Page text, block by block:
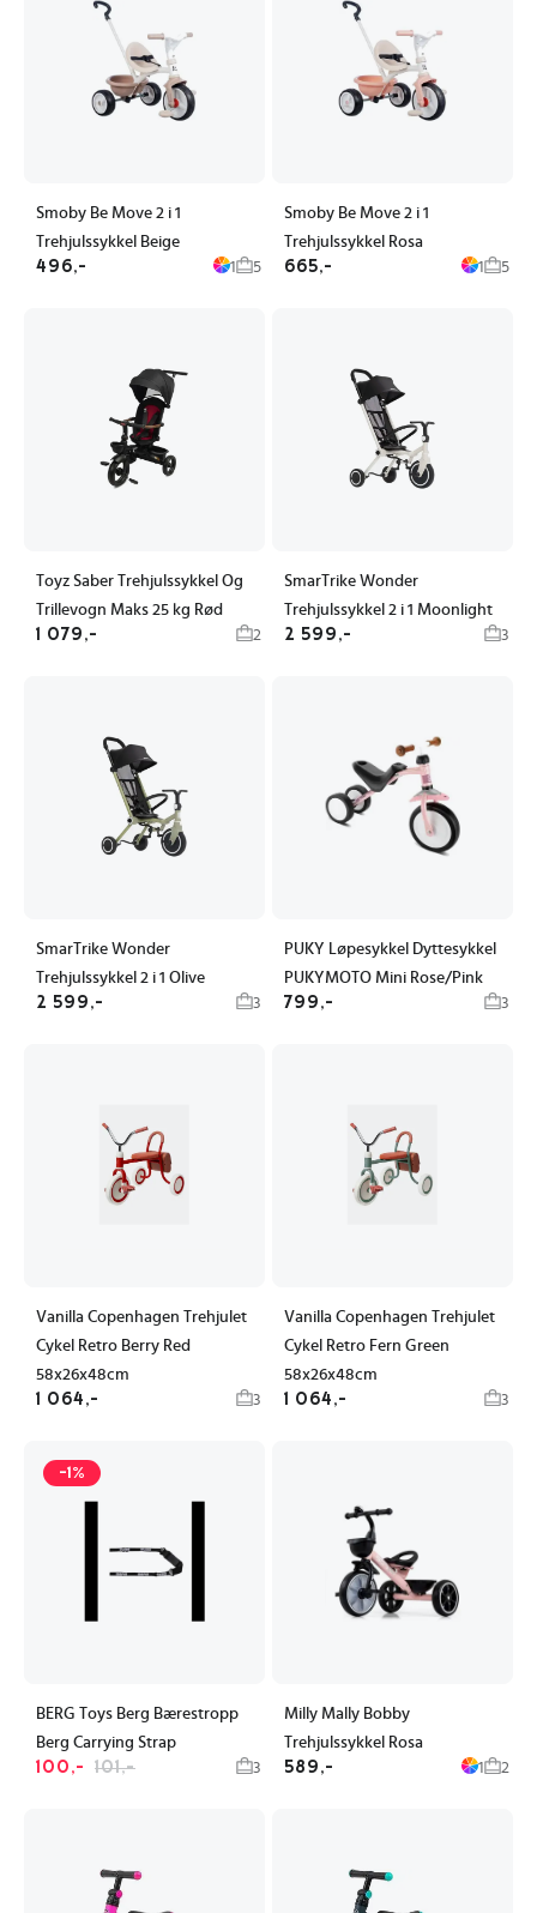
Smoby Be Move 2 i 1
Trehjulssykkel Beige
496,- 1 5
Smoby Be Move 2 i 1
Trehjulssykkel Rosa
665,- 1 5
Toyz Saber Trehjulssykkel Og
Trillevogn Maks 25 kg Rød
1 079,- 2
SmarTrike Wonder
Trehjulssykkel 2 i 1 Moonlight
2 599,- 3
SmarTrike Wonder
Trehjulssykkel 2 i 1 Olive
2 599,- 3
PUKY Løpesykkel Dyttesykkel
PUKYMOTO Mini Rose/Pink
799,- 3
Vanilla Copenhagen Trehjulet
Cykel Retro Berry Red
58x26x48cm
1 064,- 3
Vanilla Copenhagen Trehjulet
Cykel Retro Fern Green
58x26x48cm
1 064,- 3
-1%
BERG Toys Berg Bærestropp
Berg Carrying Strap
100,- 101,- 3
Milly Mally Bobby
Trehjulssykkel Rosa
589,- 1 2